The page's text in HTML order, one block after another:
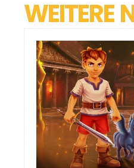
WEITERE